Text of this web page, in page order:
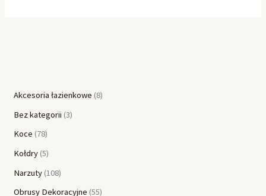
Akcesoria łazienkowe 8
Bez kategorii 3
Koce 78
Kołdry 5
Narzuty 108
Obrusy Dekoracyjne 55